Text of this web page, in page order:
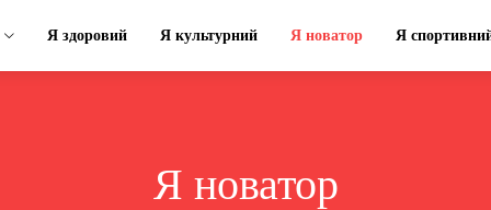
Я здоровий Я культурний Я новатор Я
Я новатор